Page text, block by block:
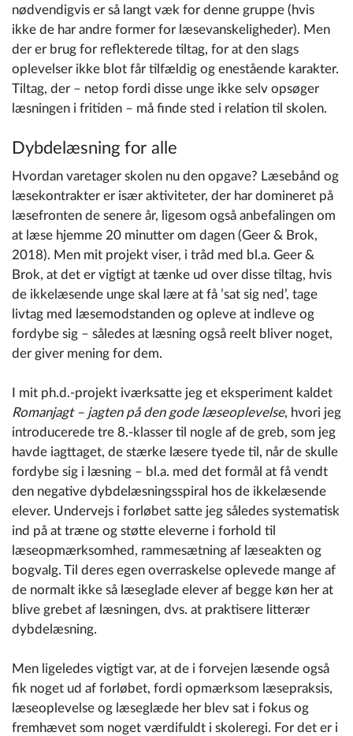
nødvendigvis er så langt væk for denne gruppe (hvis
ikke de har andre former for læsevanskeligheder). Men
der er brug for reflekterede tiltag, for at den slags
oplevelser ikke blot får tilfældig og enestående karakter.
Tiltag, der – netop fordi disse unge ikke selv opsøger
læsningen i fritiden – må finde sted i relation til skolen.
Dybdelæsning for alle
Hvordan varetager skolen nu den opgave? Læsebånd og
læsekontrakter er især aktiviteter, der har domineret på
læsefronten de senere år, ligesom også anbefalingen om
at læse hjemme 20 minutter om dagen (Geer & Brok,
2018). Men mit projekt viser, i tråd med bl.a. Geer &
Brok, at det er vigtigt at tænke ud over disse tiltag, hvis
de ikkelæsende unge skal lære at få ’sat sig ned’, tage
livtag med læsemodstanden og opleve at indleve og
fordybe sig – således at læsning også reelt bliver noget,
der giver mening for dem.
I mit ph.d.-projekt iværksatte jeg et eksperiment kaldet
Romanjagt – jagten på den gode læseoplevelse, hvori jeg
introducerede tre 8.-klasser til nogle af de greb, som jeg
havde iagttaget, de stærke læsere tyede til, når de skulle
fordybe sig i læsning – bl.a. med det formål at få vendt
den negative dybdelæsningsspiral hos de ikkelæsende
elever. Undervejs i forløbet satte jeg således systematisk
ind på at træne og støtte eleverne i forhold til
læseopmærksomhed, rammesætning af læseakten og
bogvalg. Til deres egen overraskelse oplevede mange af
de normalt ikke så læseglade elever af begge køn her at
blive grebet af læsningen, dvs. at praktisere litterær
dybdelæsning.
Men ligeledes vigtigt var, at de i forvejen læsende også
fik noget ud af forløbet, fordi opmærksom læsepraksis,
læseoplevelse og læseglæde her blev sat i fokus og
fremhævet som noget værdifuldt i skoleregi. For det er i